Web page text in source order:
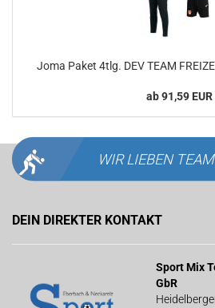
Joma Paket 4tlg. DEV TEAM
ab 91,59 EUR
WIR LIEBEN
DEIN DIREKTER KONTAKT
Sport Mix
GbR